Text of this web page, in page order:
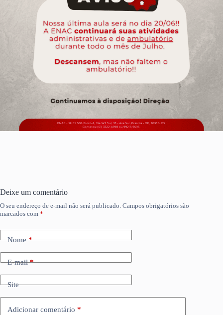
Deixe um comentário
O seu endereço de e-mail não será publicado. Campos obrigatórios são
marcados com *
Nome*
E-mail*
Site
Adicionar comentário *